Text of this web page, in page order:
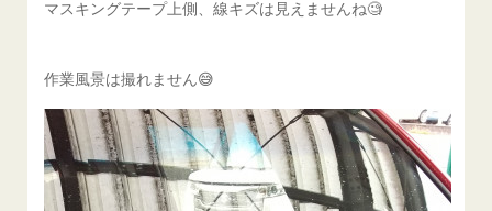
マスキングテープ上側、線キズは見えませんね🧐
作業風景は撮れません😅